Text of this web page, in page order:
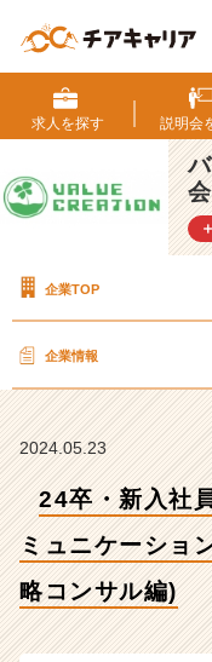
4
入
求人を探す 説明会
企業TOP
企業情報
2024.05.23
24卒・新入社
ミュニケーショ
略コンサル編)